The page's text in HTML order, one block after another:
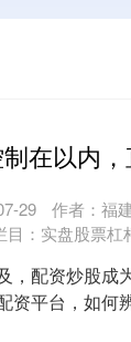
29
作者：福
目： 实盘股票杠
，配资炒股成
资平台，如何